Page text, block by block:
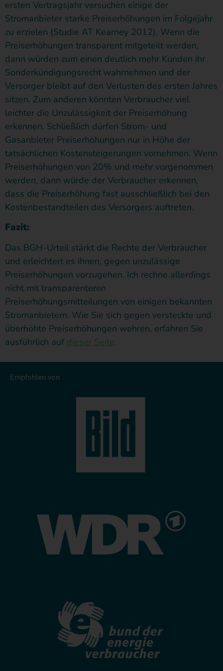
ersten Vertragsjahr versuchen einige der
Stromanbieter starke Preiserhöhungen im Folgejahr
zu erzielen (Studie AT Kearney 2012). Wenn die
Preiserhöhungen transparent mitgeteilt werden,
dann würden zum einen deutlich mehr Kunden ihr
Sonderkündigungsrecht wahrnehmen und der
Versorger bleibt auf den Verlusten des ersten Jahres
sitzen. Zum anderen könnten Verbraucher viel
leichter die Unzulässigkeit der Preiserhöhung
erkennen. Schließlich dürfen Strom- und
Gasanbieter Preiserhöhungen nur in Höhe der
tatsächlichen Kostensteigerungen vornehmen. Wenn
Preiserhöhungen von 20% und mehr vorgenommen
werden, dann würde der Verbraucher erkennen,
dass die Preiserhöhung fast ausschließlich bei den
Kostenbestandteilen des Versorgers auftreten.
Fazit:
Das BGH-Urteil stärkt die Rechte der Verbraucher
und erleichtert es ihnen, gegen unzulässige
Preiserhöhungen vorzugehen. Ich rechne allerdings
nicht mit transparenteren
Preiserhöhungsmitteilungen von einigen bekannten
Stromanbietern. Wie Sie sich gegen versteckte und
überhöhte Preiserhöhungen wehren, erfahren Sie
ausführlich auf dieser Seite.
Empfohlen von